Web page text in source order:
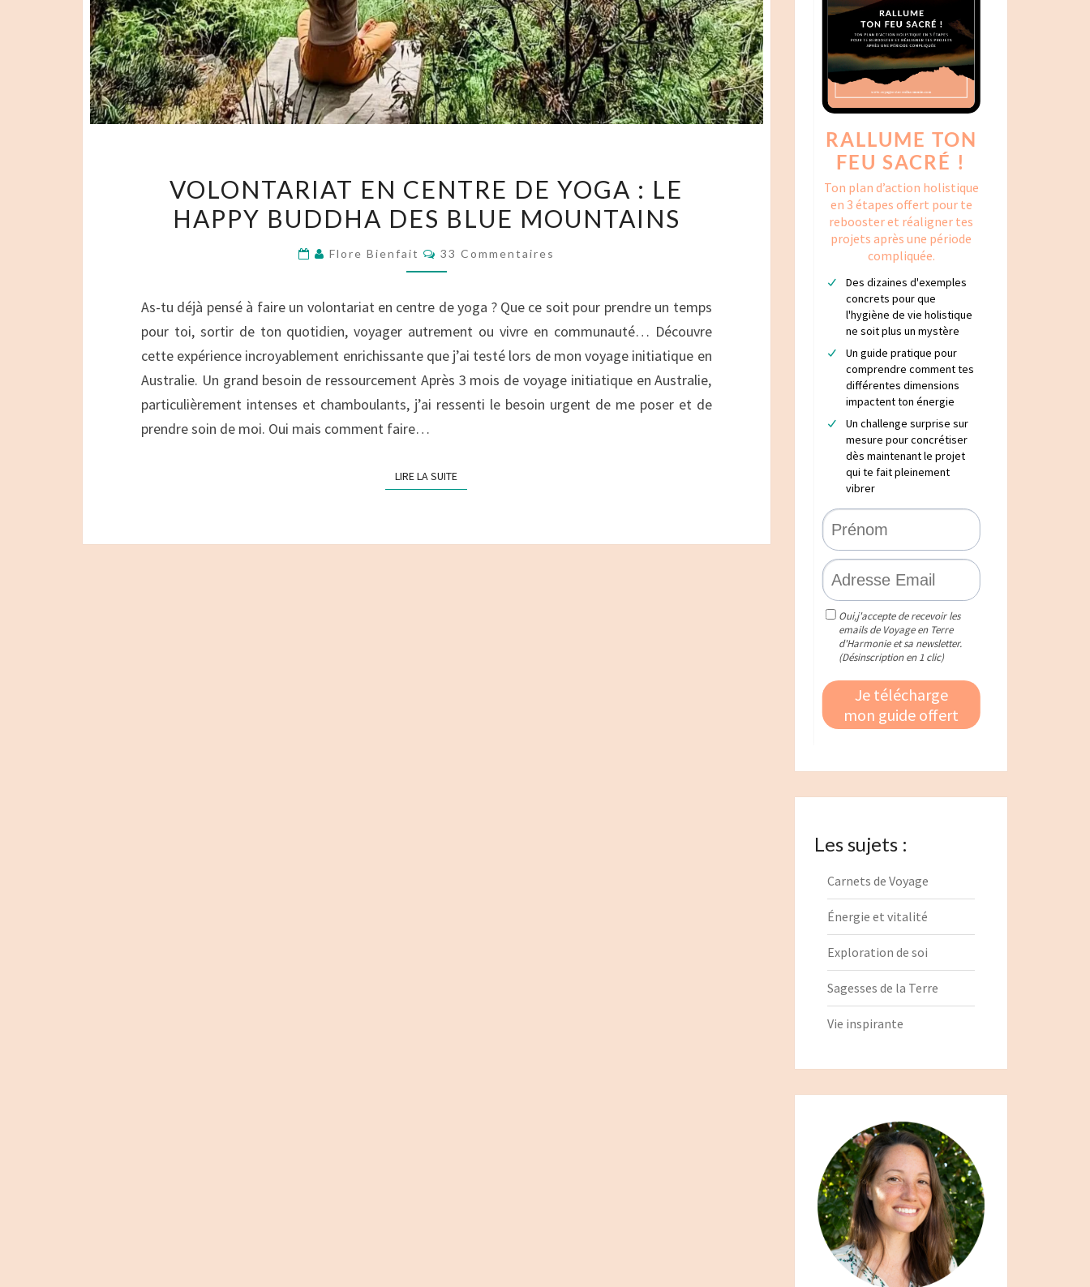
EN
CENTRE
YOGA :
HAPPY
BUDDHA
DES
BLUE
MOUNTAINS
VOLONTARIAT EN CENTRE DE YOGA : LE
HAPPY BUDDHA DES BLUE MOUNTAINS
Flore Bienfait Commentaires
33 Commentaires
As-tu déjà pensé à faire un volontariat en centre de yoga ? Que ce soit pour prendre un temps
pour toi, sortir de ton quotidien, voyager autrement ou vivre en communauté… Découvre
cette expérience incroyablement enrichissante que j’ai testé lors de mon voyage initiatique en
Australie. Un grand besoin de ressourcement Après 3 mois de voyage initiatique en Australie,
particulièrement intenses et chamboulants, j’ai ressenti le besoin urgent de me poser et de
prendre soin de moi. Oui mais comment faire…
LIRE LA SUITELIRE LA SUITE
Les sujets :
Carnets de Voyage
Énergie et vitalité
Exploration de soi
Sagesses de la Terre
Vie inspirante